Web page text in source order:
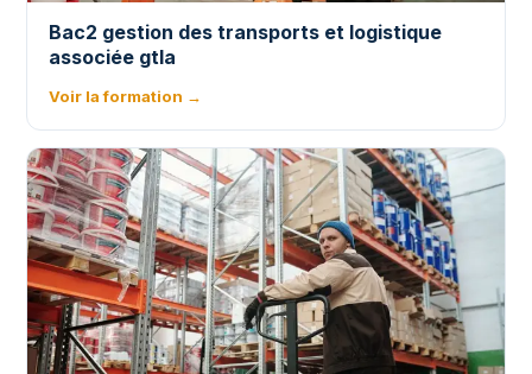
Bac2 gestion des transports et logistique
associée gtla
Voir la formation →